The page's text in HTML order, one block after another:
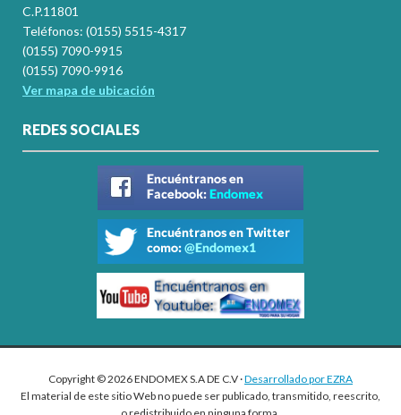
C.P.11801
Teléfonos: (0155) 5515-4317
(0155) 7090-9915
(0155) 7090-9916
Ver mapa de ubicación
REDES SOCIALES
Copyright © 2026 ENDOMEX S.A DE C.V ·Desarrollado por EZRA
El material de este sitio Web no puede ser publicado, transmitido, reescrito,